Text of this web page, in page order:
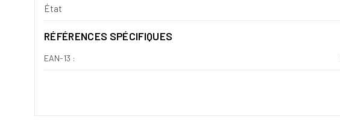
État
RÉFÉRENCES SPÉCIFIQUES
EAN-13 :